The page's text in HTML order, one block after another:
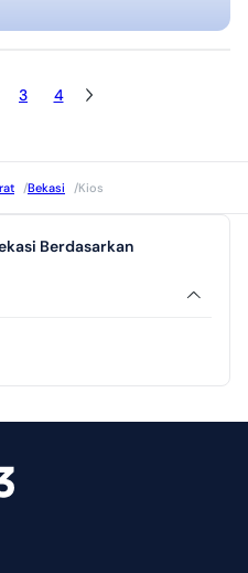
3 4
/Bekasi /Kios
Berdasarkan